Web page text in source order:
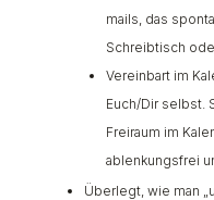
mails, das
Schreibtisch
Vereinbart im
Euch/Dir selbst.
Freiraum im
ablenkungsfrei
Überlegt, wie man